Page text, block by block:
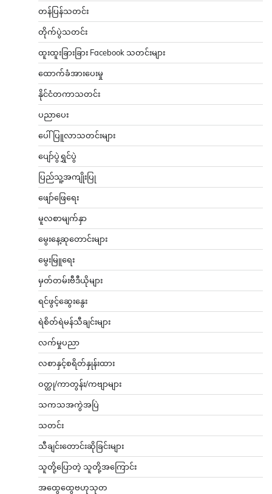
တန်ပြန်သတင်း
တိုက်ပွဲသတင်း
ထူးထူးခြားခြား Facebook သတင်းများ
ထောက်ခံအားပေးမှု
နိုင်ငံတကာသတင်း
ပညာပေး
ပေါ်ပြူလာသတင်းများ
ပျော်ပွဲရွှင်ပွဲ
ပြည်သူ့အကျိုးပြု
ဖျော်ဖြေရေး
မူလစာမျက်နှာ
မွေးနေ့ဆုတောင်းများ
မွေးမြူရေး
မှတ်တမ်းဗီဒီယိုများ
ရင်ဖွင့်ဆွေးနွေး
ရဲစိတ်ရဲမန်သီချင်းများ
လက်မှုပညာ
လစာနှင့်စရိတ်နှုန်းထား
ဝတ္ထု/ကာတွန်း/ကဗျာများ
သကသအကွဲအပြဲ
သတင်း
သီချင်းတောင်းဆိုခြင်းများ
သူတို့ပြောတဲ့ သူတို့အကြောင်း
အထွေထွေဗဟုသုတ